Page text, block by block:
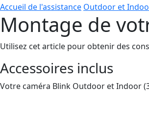
Accueil de l'assistance Outdoor et
Montage de
Utilisez cet article pour obtenir des
Accessoires inclus
Votre caméra Blink Outdoor et Indoor